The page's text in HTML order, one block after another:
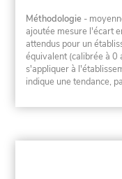
Méthodologie -
ajoutée mesure l'écart
attendus pour un
équivalent (calibrée à 0
s'appliquer à
indique une tendance,